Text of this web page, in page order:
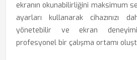
ekranın okunabilirliğini maksimum
ayarları kullanarak cihazınızı
yönetebilir ve ekran
profesyonel bir çalışma ortamı